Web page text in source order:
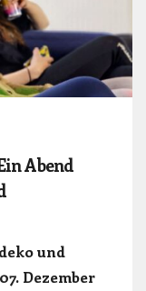
Abend
und
Dezember